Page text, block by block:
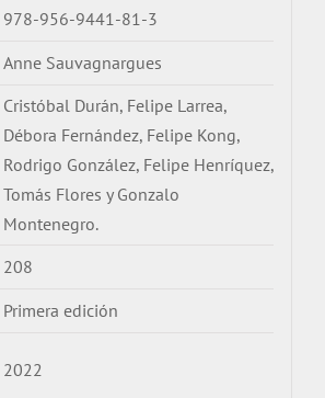
978-956-9441-81-3
Anne Sauvagnargues
Cristóbal Durán, Felipe Larrea,
Débora Fernández, Felipe Kong,
Rodrigo González, Felipe Henríquez,
Tomás Flores y Gonzalo
Montenegro.
208
Primera edición
2022